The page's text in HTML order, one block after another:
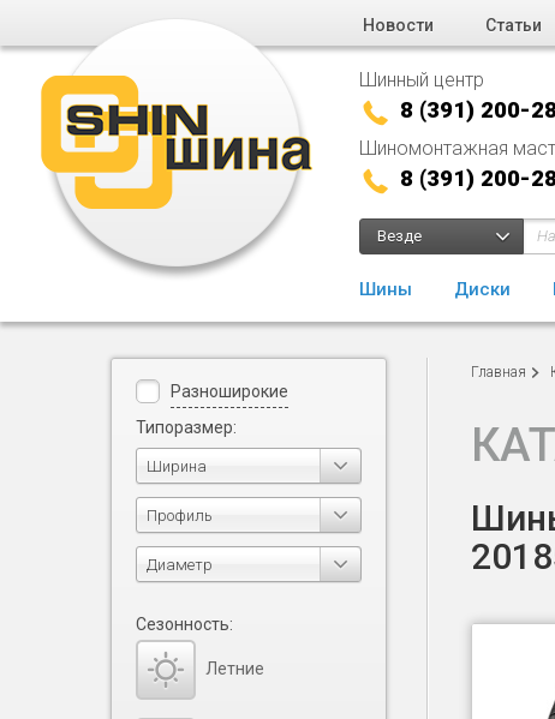
Новости Статьи
Шинный центр
8 (391) 200-
Шиномонтажная
8 (391) 200-
Везде
Шины Диски
Главная
Разноширокие
Типоразмер:
Ширина
Профиль
Диаметр
Сезонность:
Летние